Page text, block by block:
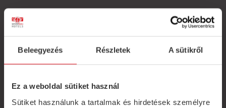
Beleegyezés Részletek A sütikről
Ez a weboldal sütiket használ
Sütiket használunk a tartalmak és hirdetések személyre